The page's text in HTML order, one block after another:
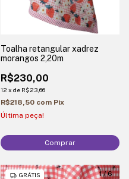
Toalha retangular xadrez
morangos 2,20m
R$230,00
12 x de R$23,66
R$218,50 com Pix
Última peça!
Comprar
1/6
GRÁTIS